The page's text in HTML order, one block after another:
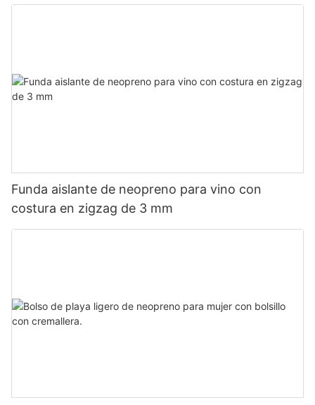
Funda aislante de neopreno para vino con
costura en zigzag de 3 mm